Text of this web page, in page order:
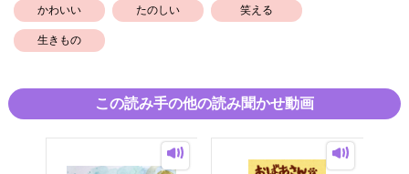
かわいい たのしい 笑える
生きもの
この読み手の他の読み聞かせ動画